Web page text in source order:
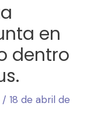
en
dentro
/ 18 de abril de